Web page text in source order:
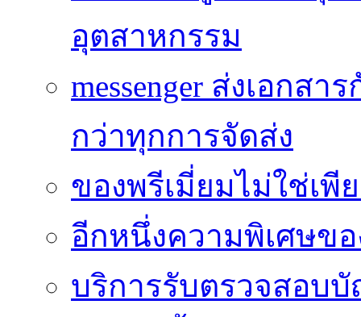
อุตสาหกรรม
messenger ส่งเอกส
กว่าทุกการจัดส่ง
ของพรีเมี่ยมไม่ใช่เพี
อีกหนึ่งความพิเศษข
บริการรับตรวจสอบ